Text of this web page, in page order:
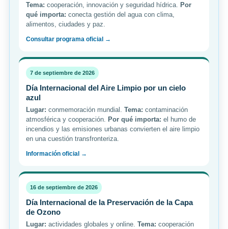
Tema: cooperación, innovación y seguridad hídrica. Por
qué importa: conecta gestión del agua con clima,
alimentos, ciudades y paz.
Consultar programa oficial →
7 de septiembre de 2026
Día Internacional del Aire Limpio por un cielo
azul
Lugar: conmemoración mundial. Tema: contaminación
atmosférica y cooperación. Por qué importa: el humo de
incendios y las emisiones urbanas convierten el aire limpio
en una cuestión transfronteriza.
Información oficial →
16 de septiembre de 2026
Día Internacional de la Preservación de la Capa
de Ozono
Lugar: actividades globales y online. Tema: cooperación